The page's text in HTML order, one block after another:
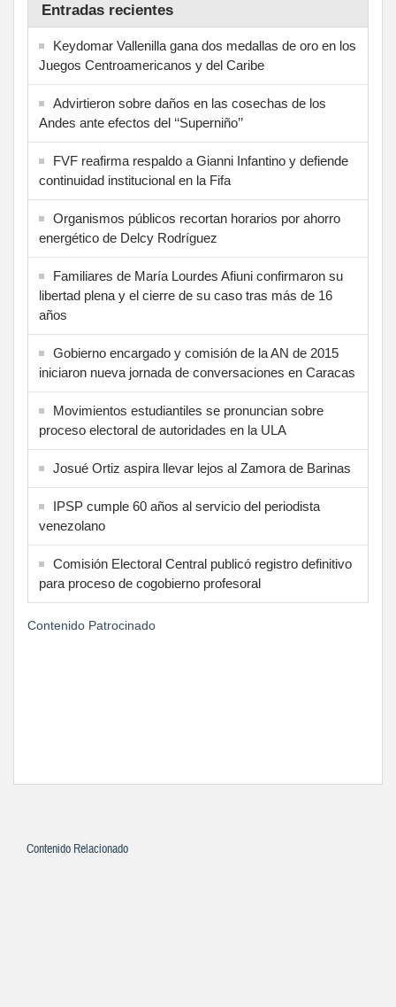
Entradas recientes
Keydomar Vallenilla gana dos medallas de oro en los
Juegos Centroamericanos y del Caribe
Advirtieron sobre daños en las cosechas de los
Andes ante efectos del ‘‘Superniño’’
FVF reafirma respaldo a Gianni Infantino y defiende
continuidad institucional en la Fifa
Organismos públicos recortan horarios por ahorro
energético de Delcy Rodríguez
Familiares de María Lourdes Afiuni confirmaron su
libertad plena y el cierre de su caso tras más de 16
años
Gobierno encargado y comisión de la AN de 2015
iniciaron nueva jornada de conversaciones en Caracas
Movimientos estudiantiles se pronuncian sobre
proceso electoral de autoridades en la ULA
Josué Ortiz aspira llevar lejos al Zamora de Barinas
IPSP cumple 60 años al servicio del periodista
venezolano
Comisión Electoral Central publicó registro definitivo
para proceso de cogobierno profesoral
Contenido Patrocinado
Contenido Relacionado